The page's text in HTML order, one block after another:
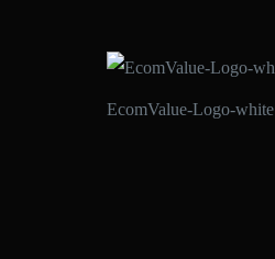
EcomValue-Logo-white